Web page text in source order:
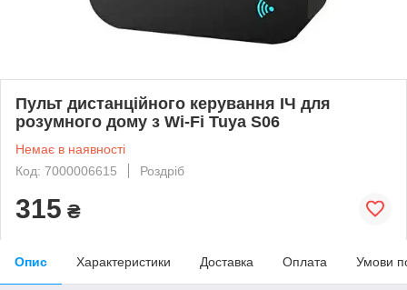
Пульт дистанційного керування ІЧ для
розумного дому з Wi-Fi Tuya S06
Немає в наявності
Код: 7000006615
Роздріб
315 ₴
Опис Характеристики Доставка Оплата Умови